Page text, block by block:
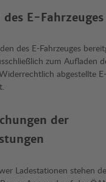
E-Fahrzeuges
des E-Fahrzeuges
zum Aufladen
abgestellte
der
Ladestationen stehen